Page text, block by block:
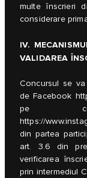
multe înscrieri
considerare
IV.
VALIDAREA
Concursul se
de Facebook
pe
https://
din partea
art. 3.6 din
verificarea
prin intermediul